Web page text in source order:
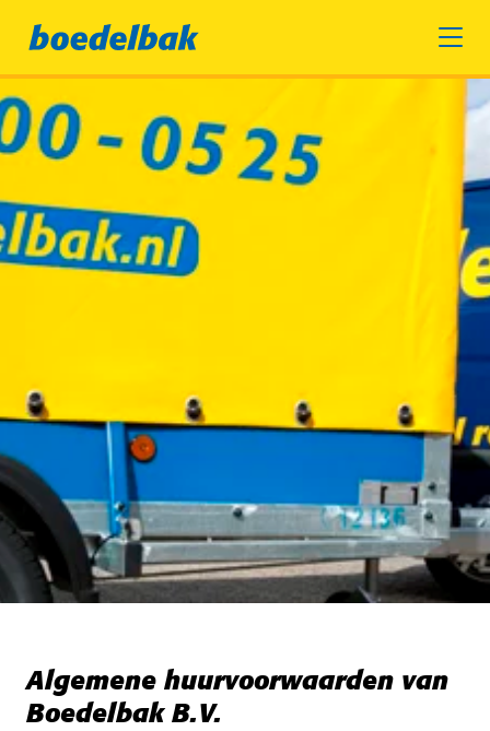
Algemene huurvoorwaarden van
Boedelbak B.V.